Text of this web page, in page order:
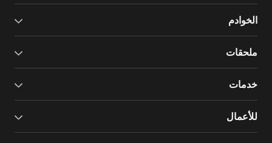
الخوادم
ملحقات
خدمات
للأعمال